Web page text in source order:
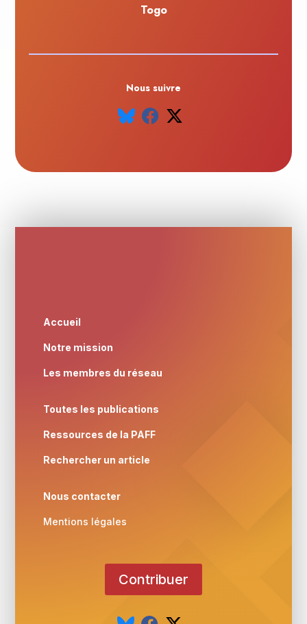
Togo
Nous suivre
Accueil
Notre mission
Les membres du réseau
Toutes les publications
Ressources de la PAFF
Rechercher un article
Nous contacter
Mentions légales
Contribuer